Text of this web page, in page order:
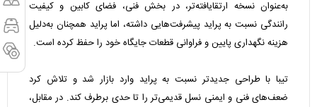
به‌عنوان نسخه ارتقایافته‌تر، در بخش فنی، فضای کابین و کیفیت
رانندگی نسبت به پراید پیشرفت‌هایی داشته، اما پراید همچنان به‌دلیل
هزینه نگهداری پایین و فراوانی قطعات جایگاه خود را حفظ کرده است.
تیبا با طراحی جدیدتر نسبت به پراید وارد بازار شد و تلاش کرد
ضعف‌های فنی و ایمنی نسل قدیمی‌تر را تا حدی برطرف کند. در مقابل،